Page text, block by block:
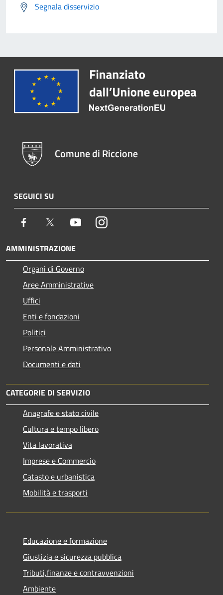
Segnala disservizio
Comune di Riccione
SEGUICI SU
Facebook Twitter YoutubeInstagram
AMMINISTRAZIONE
Organi di Governo
Aree Amministrative
Uffici
Enti e fondazioni
Politici
Personale Amministrativo
Documenti e dati
CATEGORIE DI SERVIZIO
Anagrafe e stato civile
Cultura e tempo libero
Vita lavorativa
Imprese e Commercio
Catasto e urbanistica
Mobilità e trasporti
Educazione e formazione
Giustizia e sicurezza pubblica
Tributi,finanze e contravvenzioni
Ambiente